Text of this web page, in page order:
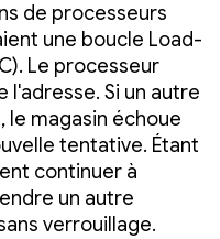
de processeurs
une boucle Load-
Le processeur
l'adresse. Si un autre
magasin échoue
tentative. Étant
continuer à
un autre
verrouillage.